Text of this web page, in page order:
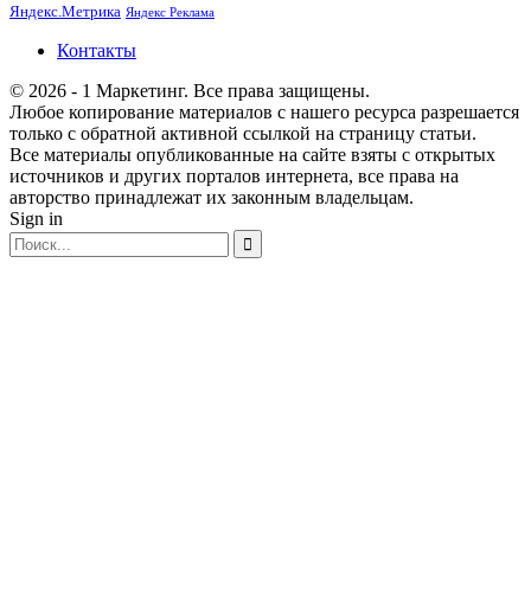
Яндекс.Метрика Яндекс Реклама
Контакты
© 2026 - 1 Маркетинг. Все права защищены.
Любое копирование материалов с нашего ресурса разрешается
только с обратной активной ссылкой на страницу статьи.
Все материалы опубликованные на сайте взяты с открытых
источников и других порталов интернета, все права на
авторство принадлежат их законным владельцам.
Sign in